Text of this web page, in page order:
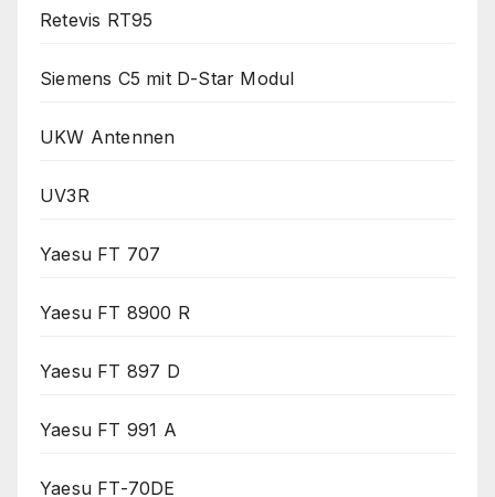
Retevis RT95
Siemens C5 mit D-Star Modul
UKW Antennen
UV3R
Yaesu FT 707
Yaesu FT 8900 R
Yaesu FT 897 D
Yaesu FT 991 A
Yaesu FT-70DE